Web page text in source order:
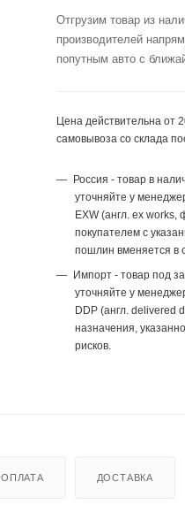
Отгрузим товар из
производителей
попутным авто с
Цена действительна от
самовывоза со склада
Россия - товар в
уточняйте у
EXW (англ. ex works,
покупателем с
пошлин вменяется в
Импорт - товар под
уточняйте у
DDP (англ. delivered
назначения,
рисков.
ОПЛАТА ДОСТАВКА